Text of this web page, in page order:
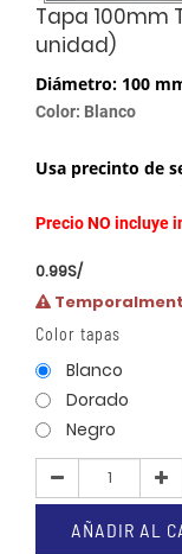
Tapa 100mm
unidad)
Diámetro: 100
Color: Blanco
Usa precinto de
Precio NO incluye
S/
0.99
Color tapas
Blanco
Dorado
Negro
AÑADIR AL